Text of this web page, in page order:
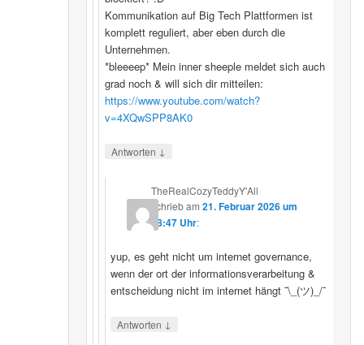
Kommunikation auf Big Tech Plattformen ist
komplett reguliert, aber eben durch die
Unternehmen.
*bleeeep* Mein inner sheeple meldet sich auch
grad noch & will sich dir mitteilen:
https://www.youtube.com/watch?
v=4XQwSPP8AK0
Antworten ↓
TheRealCozyTeddyY'All
schriebam21. Februar 2026 um
18:47 Uhr:
yup, es geht nicht um internet governance,
wenn der ort der informationsverarbeitung &
entscheidung nicht im internet hängt ¯\_(ツ)_/¯
Antworten ↓